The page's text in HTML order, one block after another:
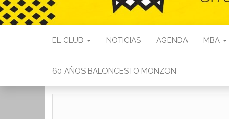
EL CLUB NOTICIAS AGENDA MBA
60 AÑOS BALONCESTO MONZON